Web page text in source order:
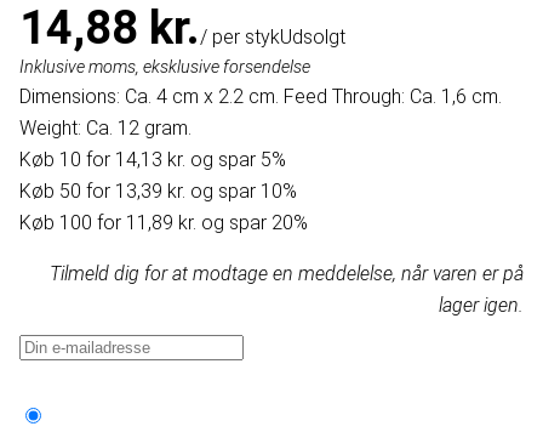
14,88 kr./ per stykUdsolgt
Inklusive moms, eksklusive forsendelse
Dimensions: Ca. 4 cm x 2.2 cm. Feed Through: Ca. 1,6 cm.
Weight: Ca. 12 gram.
Køb 10 for 14,13 kr. og spar 5%
Køb 50 for 13,39 kr. og spar 10%
Køb 100 for 11,89 kr. og spar 20%
Tilmeld dig for at modtage en meddelelse, når varen er på
lager igen.